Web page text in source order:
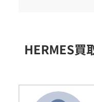
HERMES買